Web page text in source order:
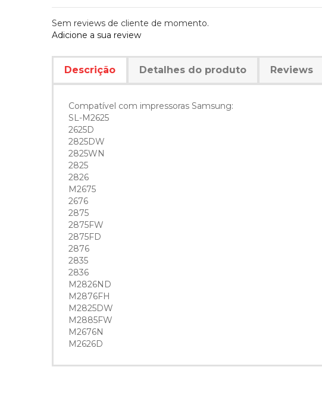
Sem reviews de cliente de momento.
Adicione a sua review
Descrição Detalhes do produto Reviews
Compatível com impressoras Samsung:
SL-M2625
2625D
2825DW
2825WN
2825
2826
M2675
2676
2875
2875FW
2875FD
2876
2835
2836
M2826ND
M2876FH
M2825DW
M2885FW
M2676N
M2626D